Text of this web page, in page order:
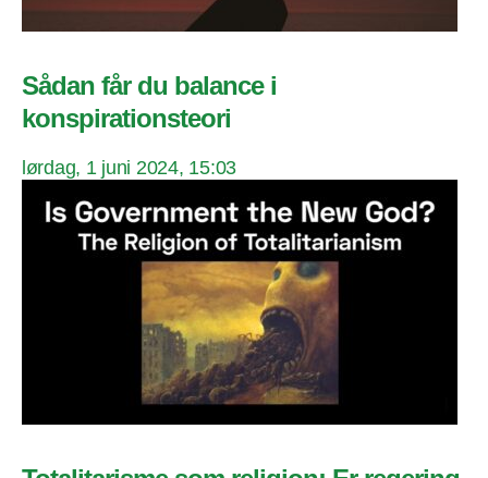
Sådan får du balance i
konspirationsteori
lørdag, 1 juni 2024, 15:03